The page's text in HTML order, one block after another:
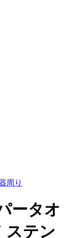
周り
ータオ
ステン